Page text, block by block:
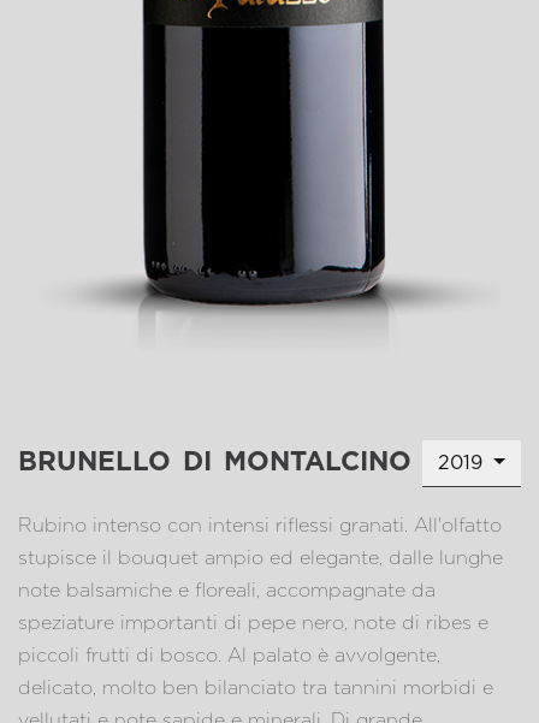
brunello di montalcino 2019
Rubino intenso con intensi riflessi granati. All'olfatto
stupisce il bouquet ampio ed elegante, dalle lunghe
note balsamiche e floreali, accompagnate da
speziature importanti di pepe nero, note di ribes e
piccoli frutti di bosco. Al palato è avvolgente,
delicato, molto ben bilanciato tra tannini morbidi e